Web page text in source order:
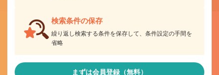
検索条件の保存
繰り返し検索する条件を保存して、条件設定の手間を
省略
まずは会員登録（無料）